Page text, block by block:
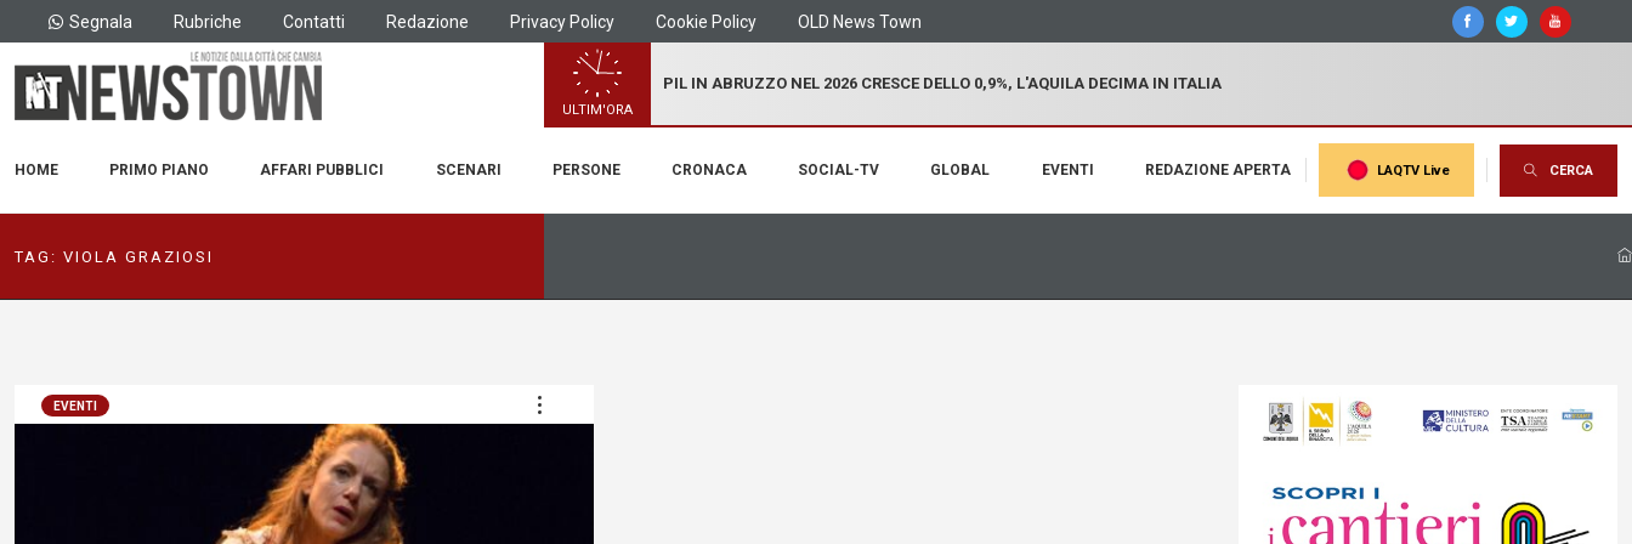
Segnala Rubriche Contatti Redazione Privacy Policy Cookie Policy OLD News Town
ULTIM'ORA
PIL IN ABRUZZO NEL 2026 CRESCE DELLO 0,9%, L'AQUILA DECIMA IN ITALIA
HOME PRIMO PIANO AFFARI PUBBLICI SCENARI PERSONE CRONACA SOCIAL-TV GLOBAL EVENTI REDAZIONE APERTA LAQTV Live CERCA
TAG: VIOLA GRAZIOSI
EVENTI